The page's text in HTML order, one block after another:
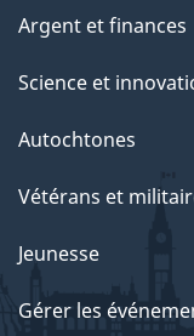
Argent et finances
Science et
Autochtones
Vétérans et
Jeunesse
Gérer les